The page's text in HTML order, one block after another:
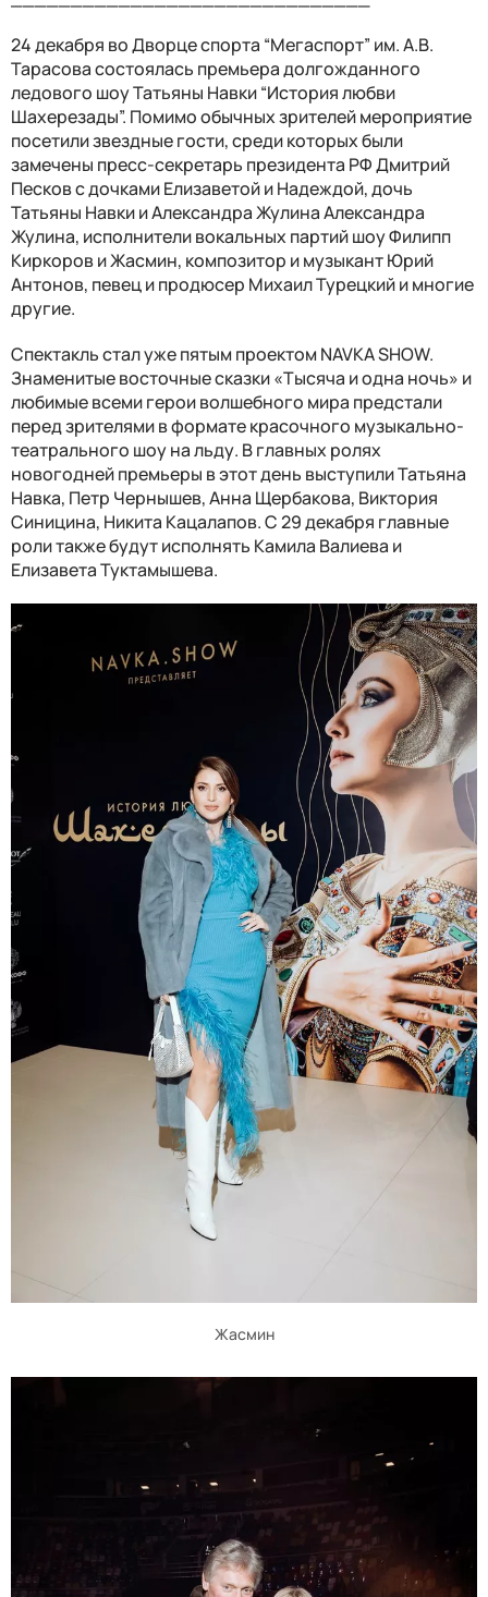
24 декабря во Дворце спорта “Мегаспорт” им. А.В.
Тарасова состоялась премьера долгожданного
ледового шоу Татьяны Навки “История любви
Шахерезады”. Помимо обычных зрителей мероприятие
посетили звездные гости, среди которых были
замечены пресс-секретарь президента РФ Дмитрий
Песков с дочками Елизаветой и Надеждой, дочь
Татьяны Навки и Александра Жулина Александра
Жулина, исполнители вокальных партий шоу Филипп
Киркоров и Жасмин, композитор и музыкант Юрий
Антонов, певец и продюсер Михаил Турецкий и многие
другие.
Спектакль стал уже пятым проектом NAVKA SHOW.
Знаменитые восточные сказки «Тысяча и одна ночь» и
любимые всеми герои волшебного мира предстали
перед зрителями в формате красочного музыкально-
театрального шоу на льду. В главных ролях
новогодней премьеры в этот день выступили Татьяна
Навка, Петр Чернышев, Анна Щербакова, Виктория
Синицина, Никита Кацалапов. С 29 декабря главные
роли также будут исполнять Камила Валиева и
Елизавета Туктамышева.
Жасмин